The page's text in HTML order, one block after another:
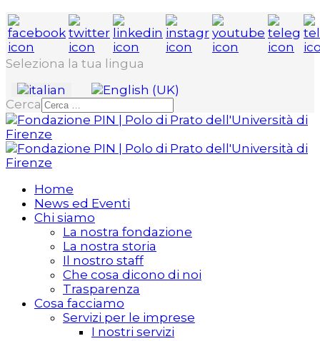
Seleziona la tua lingua
Cerca
Home
News ed Eventi
Chi siamo
La nostra fondazione
La nostra storia
Il nostro staff
Che cosa dicono di noi
Trasparenza
Cosa facciamo
Servizi per le imprese
I nostri servizi